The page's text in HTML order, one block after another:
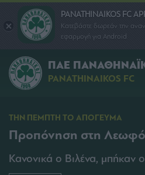
PANATHINAIKOS FC
Κατεβάστε δωρεάν την
εφαρμογή για Android
ΠΑΕ
PANATHINAIKOS FC
ΤΗΝ ΠΕΜΠΤΗ ΤΟ ΑΠΟΓΕΥΜΑ
Προπόνηση στη
Κανονικά ο Βιλένα, μπήκαν